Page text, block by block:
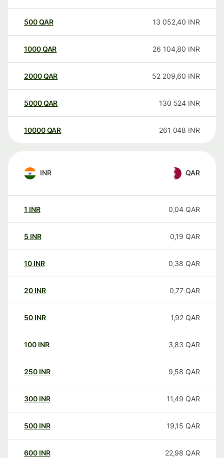
500QAR 13 052,40 INR
1000QAR 26 104,80 INR
2000QAR 52 209,60 INR
5000QAR 130 524 INR
10000 QAR 261 048 INR
INR QAR
1 INR 0,04 QAR
5 INR 0,19 QAR
10 INR 0,38 QAR
20 INR 0,77 QAR
50 INR 1,92 QAR
100 INR 3,83 QAR
250 INR 9,58 QAR
300 INR 11,49 QAR
500 INR 19,15 QAR
600 INR 22,98 QAR